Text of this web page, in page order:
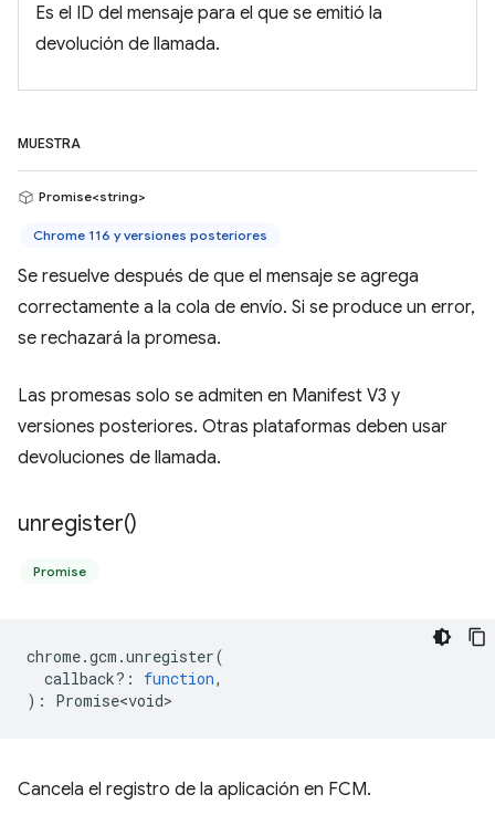
Es el ID del mensaje para el que se emitió la
devolución de llamada.
MUESTRA
Promise<string>
Chrome 116 y versiones posteriores
Se resuelve después de que el mensaje se agrega
correctamente a la cola de envío. Si se produce un error,
se rechazará la promesa.
Las promesas solo se admiten en Manifest V3 y
versiones posteriores. Otras plataformas deben usar
devoluciones de llamada.
unregister()
Promise
chrome.gcm .unregister(
callback? : function,
) : Promise<void>
Cancela el registro de la aplicación en FCM.